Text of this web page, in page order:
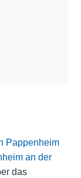
Pappenheim
an der
das